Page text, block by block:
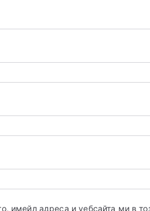
имейл адреса и уебсайта ми в